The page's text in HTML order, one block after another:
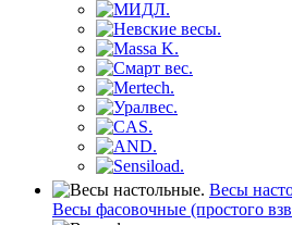
Весы
Весы фасовочные (простого